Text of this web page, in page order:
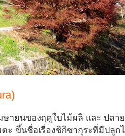
ายนของฤดูใบไม้ผลิ และ ปลาย
ะ ขึ้นชื่อเรื่องชิกิซากุระที่มีปลูก